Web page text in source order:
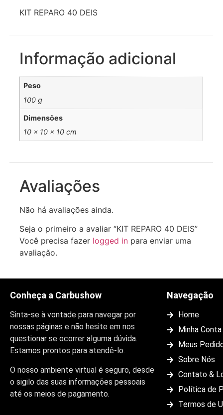
KIT REPARO 40 DEIS
Informação adicional
Peso
100 g
Dimensões
10 × 10 × 10 cm
Avaliações
Não há avaliações ainda.
Seja o primeiro a avaliar “KIT REPARO 40 DEIS”
Você precisa fazer logged in para enviar uma
avaliação.
Conheça a Carbushow
Sinta-se à vontade para navegar por
nossas páginas e não hesite em nos
questionar se ocorrer alguma dúvida.
Estamos prontos para atendê-lo.
O nosso ambiente virtual é seguro, desde
o sigilo das suas informações pessoais
até os meios de pagamento.
Navegação
Home
Minha Conta
Meus
Sobre Nós
Contato &
Política de
Termos de